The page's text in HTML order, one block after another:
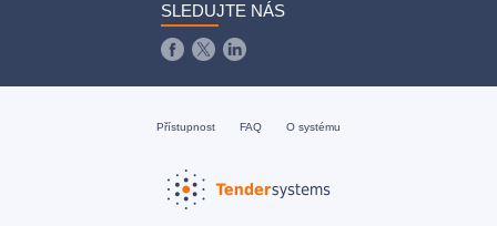
SLEDUJTE NÁS
Přístupnost FAQ O systému